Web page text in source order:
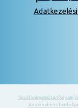
Ácsállványozó tanfolyam|
Asszisztens